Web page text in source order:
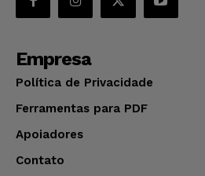
Empresa
Política de Privacidade
Ferramentas para PDF
Apoiadores
Contato